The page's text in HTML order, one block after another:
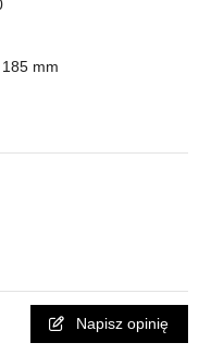
mm
Napisz opinię